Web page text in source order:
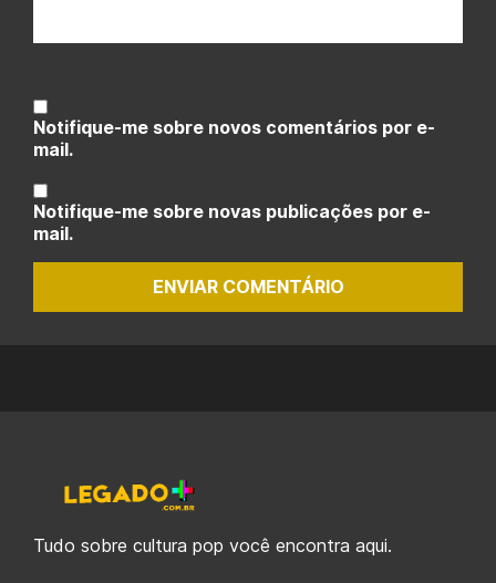
Notifique-me sobre novos comentários por e-
mail.
Notifique-me sobre novas publicações por e-
mail.
ENVIAR COMENTÁRIO
Tudo sobre cultura pop você encontra aqui.